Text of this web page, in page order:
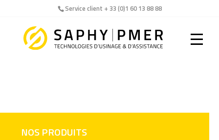
: Undefined array key "url" in
/home/saphypmeft/www/wp-
content/plugins/sqwplugin/Controllers/
22
Service client + 33 (0)1 60 13 88 88
NOS PRODUITS